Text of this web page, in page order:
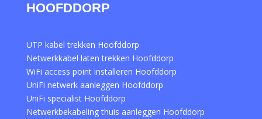
HOOFDDORP
UTP kabel trekken Hoofddorp
Netwerkkabel laten trekken Hoofddorp
WiFi access point installeren Hoofddorp
UniFi netwerk aanleggen Hoofddorp
UniFi specialist Hoofddorp
Netwerkbekabeling thuis aanleggen Hoofddorp